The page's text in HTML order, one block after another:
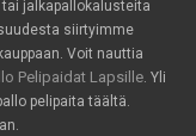
tai jalkapallokalusteita
siirtyimme
Voit nauttia
Pelipaidat Lapsille. Yli
pelipaita täältä.